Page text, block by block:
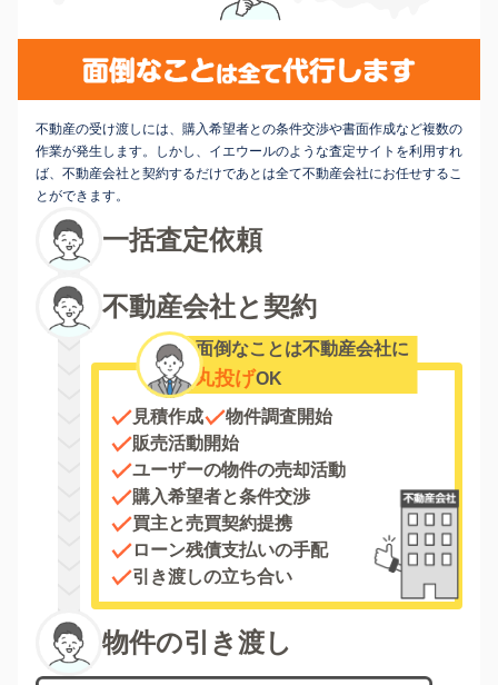
不動産の受け渡しには、購入希望者との条件交渉や書面作成など複数の
作業が発生します。しかし、イエウールのような査定サイトを利用すれ
ば、不動産会社と契約するだけであとは全て不動産会社にお任せするこ
とができます。
一括査定依頼
不動産会社と契約
面倒なことは不動産会社に
丸投げOK
見積作成
物件調査開始
販売活動開始
ユーザーの物件の売却活動
購入希望者と条件交渉
買主と売買契約提携
ローン残債支払いの手配
引き渡しの立ち合い
物件の引き渡し